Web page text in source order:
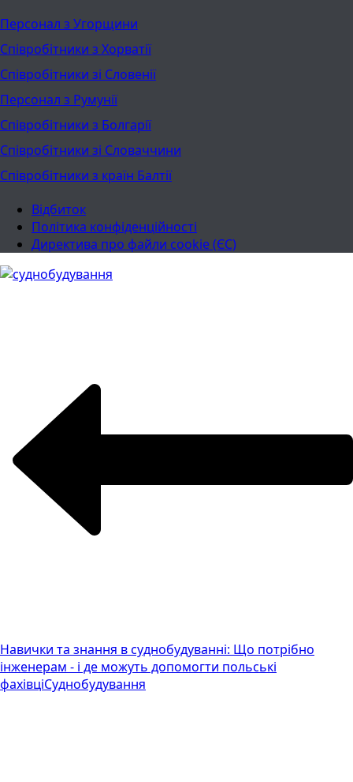
Персонал з Угорщини
Співробітники з Хорватії
Співробітники зі Словенії
Персонал з Румунії
Співробітники з Болгарії
Співробітники зі Словаччини
Співробітники з країн Балтії
Відбиток
Політика конфіденційності
Директива про файли cookie (ЄС)
Навички та знання в суднобудуванні: Що потрібно
інженерам - і де можуть допомогти польські
фахівціСуднобудування